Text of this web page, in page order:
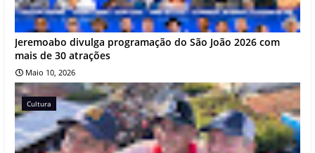
Jeremoabo divulga programação do São João 2026 com
mais de 30 atrações
Maio 10, 2026
Cultura